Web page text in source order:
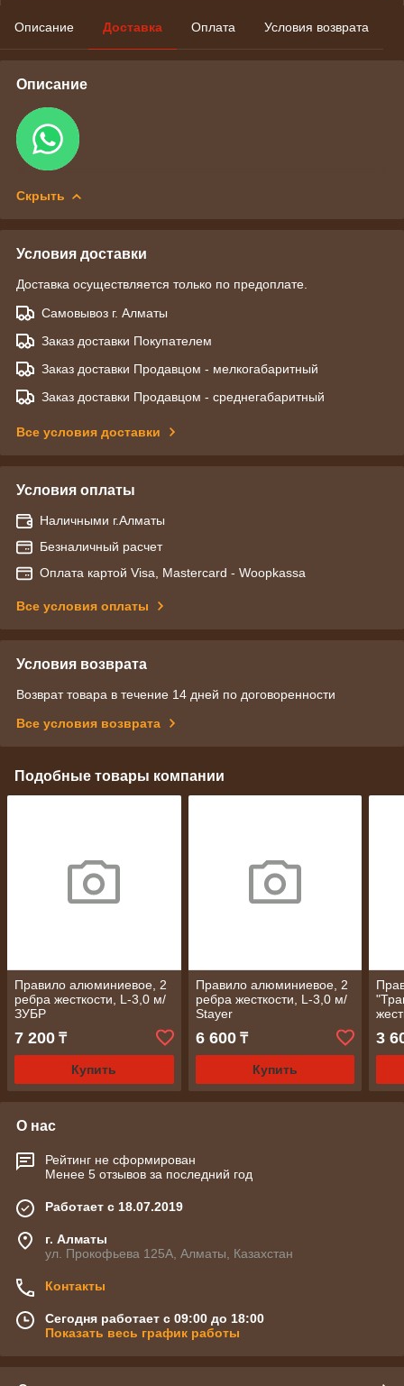
Описание Доставка Оплата Условия возврата
Описание
Скрыть
Условия доставки
Доставка осуществляется только по предоплате.
Самовывоз г. Алматы
Заказ доставки Покупателем
Заказ доставки Продавцом - мелкогабаритный
Заказ доставки Продавцом - среднегабаритный
Все условия доставки
Условия оплаты
Наличными г.Алматы
Безналичный расчет
Оплата картой Visa, Mastercard - Woopkassa
Все условия оплаты
Условия возврата
Возврат товара в течение 14 дней по договоренности
Все условия возврата
Подобные товары компании
Правило алюминиевое, 2
ребра жесткости, L-3,0 м/
ЗУБР
7 200 ₸
Купить
Правило алюминиевое, 2
ребра жесткости, L-3,0 м/
Stayer
6 600₸
Купить
3
О нас
Рейтинг не сформирован
Менее 5 отзывов за последний год
Работает с 18.07.2019
г. Алматы
ул. Прокофьева 125А, Алматы, Казахстан
Контакты
Сегодня работает с 09:00 до 18:00
Показать весь график работы